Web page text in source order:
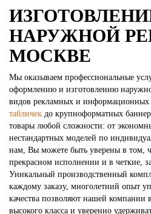
НАРУЖНОЙ
МОСКВЕ
Мы оказываем профессиональные
оформлению и изготовлению
видов рекламных и информационных
табличек до крупноформатных
товары любой сложности: от
нестандартных моделей по
нам, Вы можете быть уверены в том,
прекрасном исполнении и в четкие,
Уникальный производственный
каждому заказу, многолетний опыт
качества позволяют нашей компании
высокого класса и уверенно